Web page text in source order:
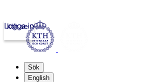
kth.se
Logga in
Sök
English